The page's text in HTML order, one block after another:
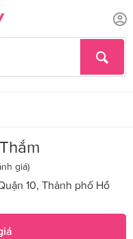
giá)
10, Thành phố Hồ